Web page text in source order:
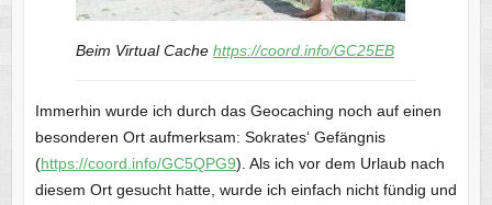
Beim Virtual Cache https://coord.info/GC25EB
Immerhin wurde ich durch das Geocaching noch auf einen
besonderen Ort aufmerksam: Sokrates‘ Gefängnis
(https://coord.info/GC5QPG9). Als ich vor dem Urlaub nach
diesem Ort gesucht hatte, wurde ich einfach nicht fündig und